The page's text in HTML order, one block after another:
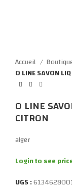
Accueil
O LINE SAVON
O LINE
CITRON
alger
Login to see
UGS :